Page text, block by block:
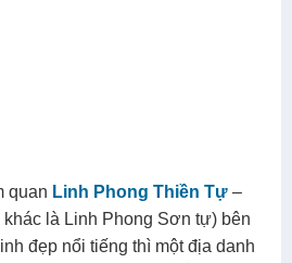
quan Linh Phong Thiền Tự –
là Linh Phong Sơn tự) bên
đẹp nổi tiếng thì một địa danh